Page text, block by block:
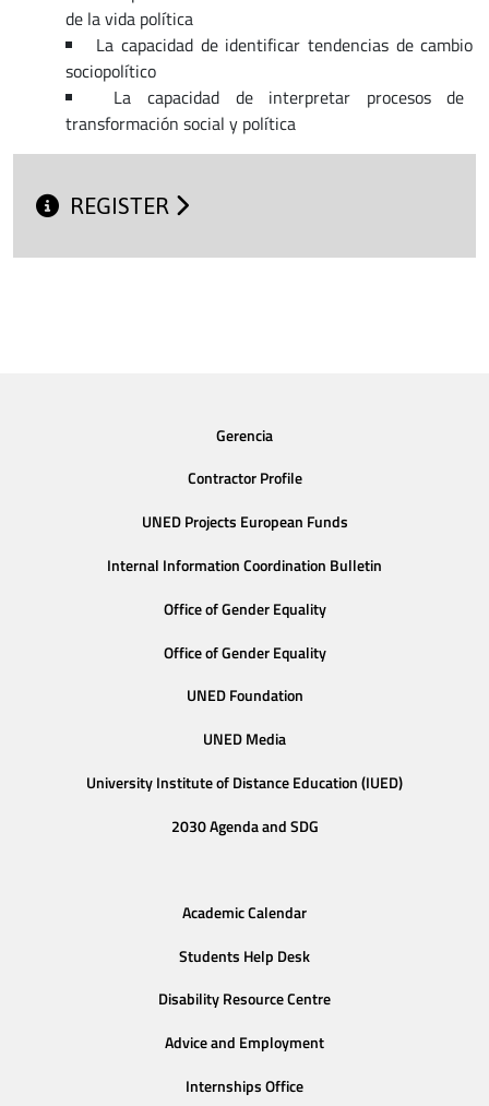
de la vida política
La capacidad de identificar tendencias de cambio
sociopolítico
La capacidad de interpretar procesos de
transformación social y política
REGISTER
Gerencia
Contractor Profile
UNED Projects European Funds
Internal Information Coordination Bulletin
Office of Gender Equality
Office of Gender Equality
UNED Foundation
UNED Media
University Institute of Distance Education (IUED)
2030 Agenda and SDG
Academic Calendar
Students Help Desk
Disability Resource Centre
Advice and Employment
Internships Office